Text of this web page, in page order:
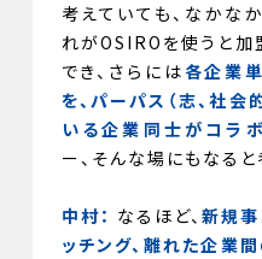
考えていても、なかな
れがOSIROを使うと加
でき、さらには 各企業
を、パーパス（志、社会
いる企業同士がコラ
ー、そんな場にもなると
中村： なるほど、新規事
ッチング、離れた企業